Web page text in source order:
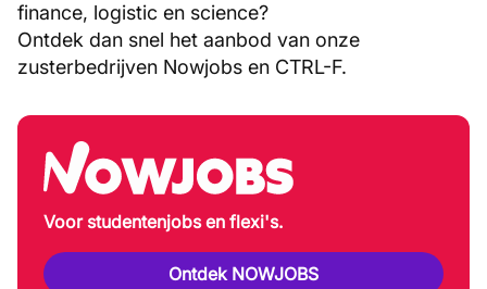
finance, logistic en science?
Ontdek dan snel het aanbod van onze
zusterbedrijven Nowjobs en CTRL-F.
Voor studentenjobs en flexi's.
Ontdek NOWJOBS